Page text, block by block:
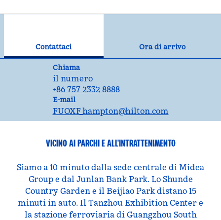
Contattaci
Ora di arrivo
Chiama
Chiama
il numero
+86 757 2332 8888
E-mail
Email
FUOXF_hampton@hilton.com
VICINO AI PARCHI E ALL'INTRATTENIMENTO
Siamo a 10 minuto dalla sede centrale di Midea
Group e dal Junlan Bank Park. Lo Shunde
Country Garden e il Beijiao Park distano 15
minuti in auto. Il Tanzhou Exhibition Center e
la stazione ferroviaria di Guangzhou South